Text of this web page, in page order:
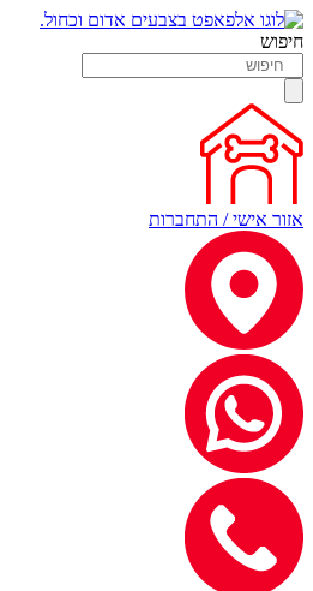
חיפוש
אזור אישי / התחברות